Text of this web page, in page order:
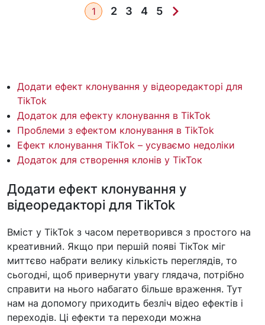
1 2 3 4 5
Додати ефект клонування у відеоредакторі для
TikTok
Додаток для ефекту клонування в TikTok
Проблеми з ефектом клонування в TikTok
Ефект клонування TikTok – усуваємо недоліки
Додаток для створення клонів у ТікТок
Додати ефект клонування у
відеоредакторі для TikTok
Вміст у TikTok з часом перетворився з простого на
креативний. Якщо при першій появі ТікТок міг
миттєво набрати велику кількість переглядів, то
сьогодні, щоб привернути увагу глядача, потрібно
справити на нього набагато більше враження. Тут
нам на допомогу приходить безліч відео ефектів і
переходів. Ці ефекти та переходи можна